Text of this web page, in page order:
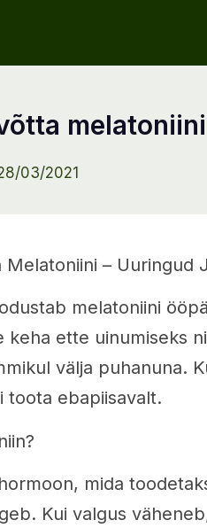
03/2021
Melatoniini – Uuringud
melatoniini
keha ette uinumiseks
välja puhanuna.
toota ebapiisavalt.
mida
Kui valgus